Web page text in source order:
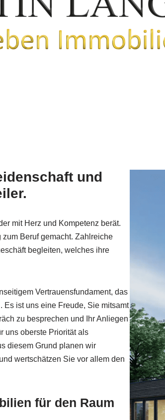
und
mit Herz und Kompetenz berät.
Beruf gemacht. Zahlreiche
begleiten, welches ihre
Vertrauensfundament, das
Es ist uns eine Freude, Sie mitsamt
zu besprechen und Ihr Anliegen
uns oberste Priorität als
diesem Grund planen wir
wertschätzen Sie vor allem den
für den Raum